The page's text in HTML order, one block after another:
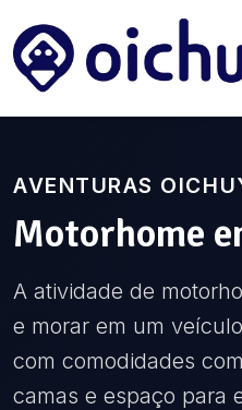
AVENTURAS
Motorhome
A atividade de
e morar em um
com comodidades
camas e espaço para